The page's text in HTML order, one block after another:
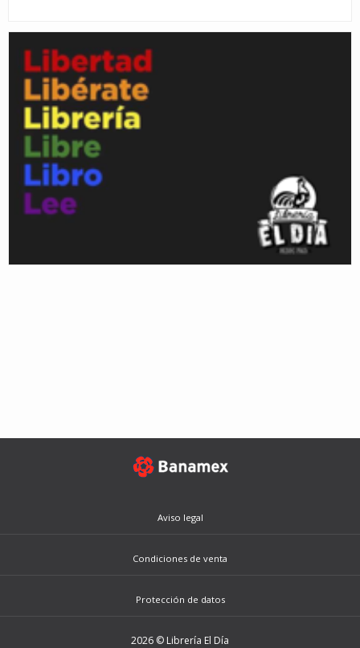
Aviso legal
Condiciones de venta
Protección de datos
2026 © Librería El Día